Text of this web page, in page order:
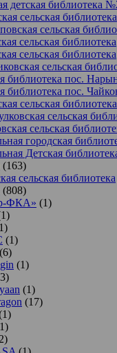
детская библиотека
сельская библиотека
сельская
сельская библиотека
сельская библиотека
сельская
библиотека пос.
библиотека пос.
сельская библиотека
сельская
сельская
городская
Детская
(163)
сельская библиотека
(808)
ФКА» (1)
(1)
(6)
(1)
(1)
(17)